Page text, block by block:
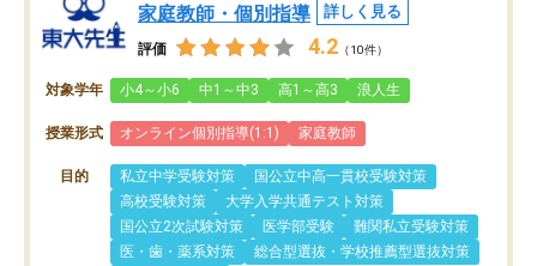
家庭教師・個別指導
詳しく見る
評価 4.2 （10件）
対象学年 小4～小6 中1～中3 高1～高3 浪人生
授業形式 オンライン個別指導(1:1) 家庭教師
目的 私立中学受験対策
国公立中高一貫校受験対策
高校受験対策
大学入学共通テスト対策
国公立2次試験対策
医学部受験
難関私立受験対策
医・歯・薬系対策
総合型選抜・学校推薦型選抜対策